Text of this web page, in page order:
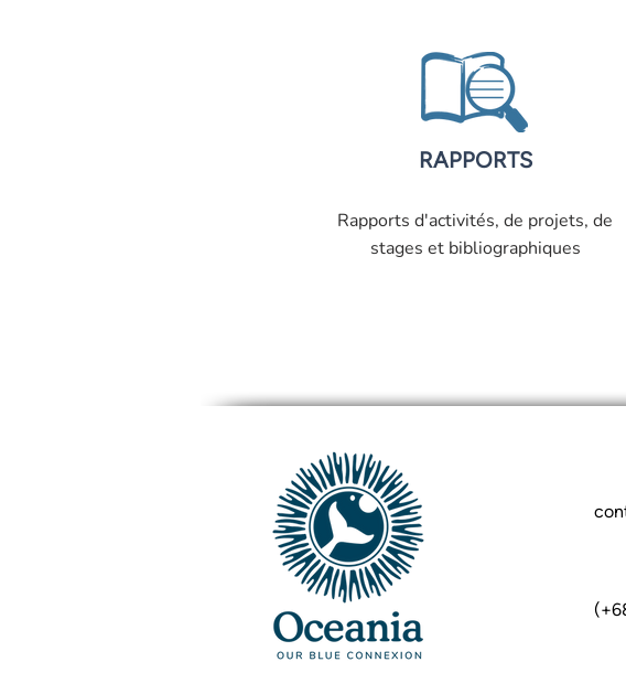
RAPPORTS
Rapports d'activités, de projets, de
stages et bibliographiques